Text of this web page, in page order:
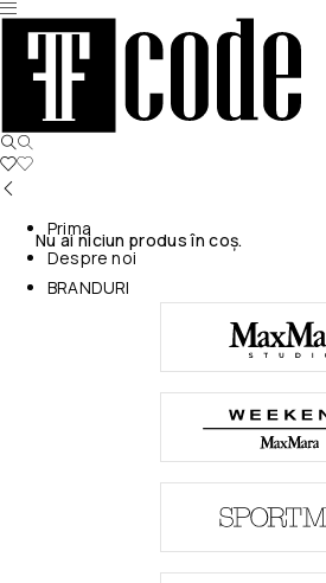
Nu ai niciun produs în coș.
Prima
Despre noi
BRANDURI